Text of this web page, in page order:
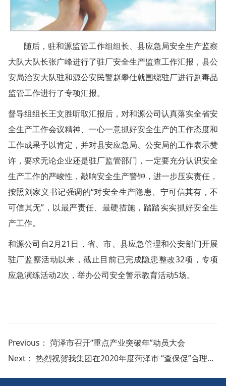
随后，驻和源监管工作组组长、县应急局安全生产监察
大队大队长张广峰进行了驻厂安全生产监查工作汇报，县公
安局治安大队驻和源公安民警赵攀仕就围绕驻厂进行剧毒品
监管工作进行了专项汇报。
督导组组长王文胜听取汇报后，对和源公司认真落实全省安
全生产工作会议精神、一心一意抓好安全生产的工作态度和
工作成果予以肯定，并对县安应急局、公安局的工作表示赞
许，要求无论企业还是驻厂监管部门，一定要充分认识安全
生产工作的严峻性，敲响安全生产警钟，进一步压实责任，
按照刘家义书记强调的“对安全生产隐患、宁可信其有，不
可信其无”，以最严责任、最硬措施，踏踏实实抓好安全生
产工作。
和源公司自2月21日，省、市、县应急管理和公安部门开展
驻厂监察活动以来，截止目前已完成隐患整改32项，专项
应急演练活动2次，举办公司安全警示教育活动5场。
Previous： 菏泽市召开“重点产业突破年”动员大会
Next： 热烈祝贺我集团在2020年度菏泽市 “查保促”合理化建议、职工技术创新等活动中荣获多项荣誉